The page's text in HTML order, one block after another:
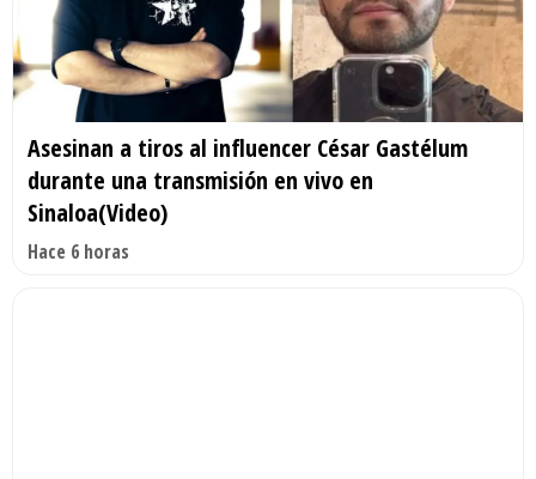
Asesinan a tiros al influencer César Gastélum
durante una transmisión en vivo en
Sinaloa(Video)
Hace 6 horas